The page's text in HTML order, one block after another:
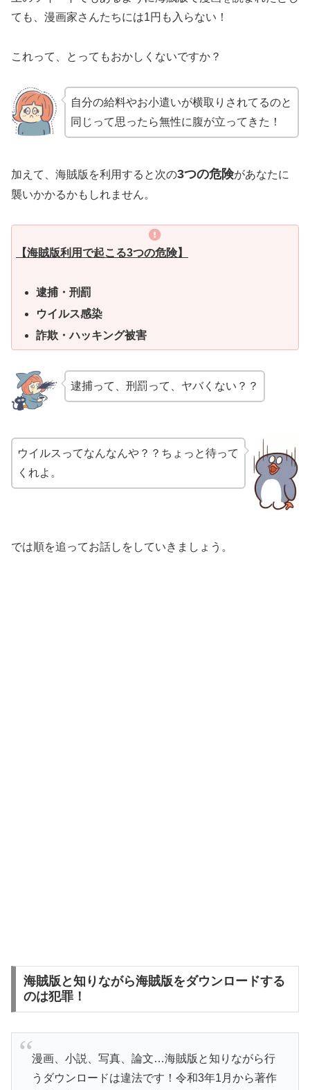
ても、漫画家さんたちには1円も入らない！
これって、とってもおかしくないですか？
自分の給料やお小遣いが横取りされてるのと
同じって思ったら無性に腹が立ってきた！
加えて、海賊版を利用すると次の3つの危険があなたに
襲いかかるかもしれません。
【海賊版利用で起こる3つの危険】
逮捕・刑罰
ウイルス感染
詐欺・ハッキング被害
逮捕って、刑罰って、ヤバくない？？
ウイルスってなんなんや？？ちょっと待って
くれよ。
では順を追ってお話しをしていきましょう。
海賊版と知りながら海賊版をダウンロードする
のは犯罪！
漫画、小説、写真、論文…海賊版と知りながら行
うダウンロードは違法です！令和3年1月から著作